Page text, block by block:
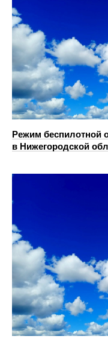
Режим беспилотной
в Нижегородской